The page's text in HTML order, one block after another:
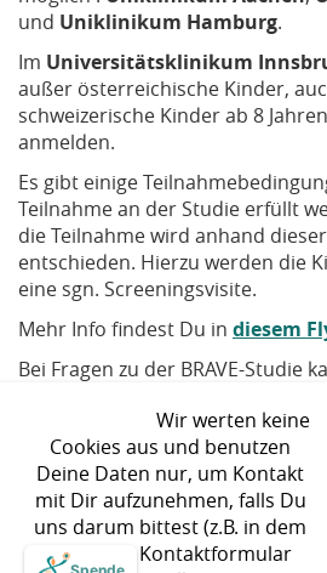
und Uniklinikum Hamburg.
Im Universitätsklinikum
außer österreichische Kinder,
schweizerische Kinder ab 8
anmelden.
Es gibt einige
Teilnahme an der Studie erfüllt
die Teilnahme wird anhand
entschieden. Hierzu werden die
eine sgn. Screeningsvisite.
Mehr Info findest Du in diesem
Bei Fragen zu der BRAVE-Studie
Wir freuen uns schon!
Wir werten keine
Cookies aus und benutzen
Deine Daten nur, um Kontakt
mit Dir aufzunehmen, falls Du
uns darum bittest (z.B. in dem
Du unser Kontaktformular
Spende